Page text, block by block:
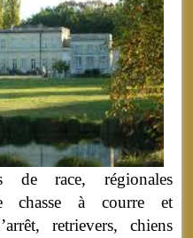
de race, régionales
chasse à courre et
retrievers, chiens